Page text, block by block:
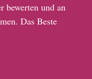
bewerten und an
Das Beste